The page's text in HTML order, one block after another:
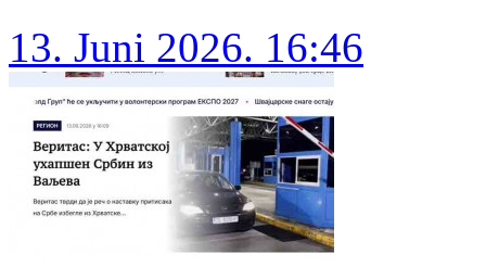
13. Juni 2026. 16:46